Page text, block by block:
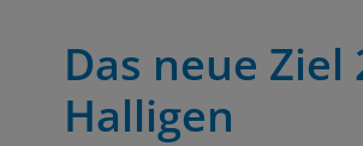
Das neue Ziel
Halligen